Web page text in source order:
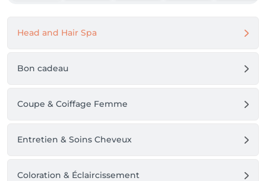
Head and Hair Spa
Bon cadeau
Coupe & Coiffage Femme
Entretien & Soins Cheveux
Coloration & Éclaircissement